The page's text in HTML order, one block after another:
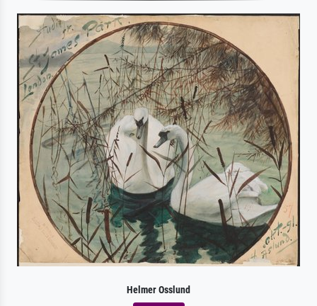
Helmer Osslund